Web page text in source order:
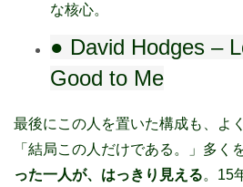
な核心。
● David Hodges –
Good to Me
最後にこの人を置いた構成も、よ
「結局この人だけである。」多く
った一人が、はっきり見える。15